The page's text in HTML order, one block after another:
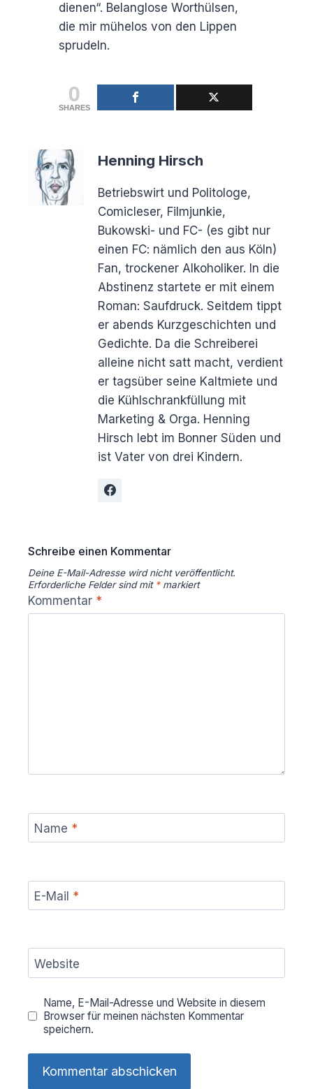
dienen“. Belanglose Worthülsen,
die mir mühelos von den Lippen
sprudeln.
0
SHARES
Henning Hirsch
Betriebswirt und Politologe,
Comicleser, Filmjunkie,
Bukowski- und FC- (es gibt nur
einen FC: nämlich den aus Köln)
Fan, trockener Alkoholiker. In die
Abstinenz startete er mit einem
Roman: Saufdruck. Seitdem tippt
er abends Kurzgeschichten und
Gedichte. Da die Schreiberei
alleine nicht satt macht, verdient
er tagsüber seine Kaltmiete und
die Kühlschrankfüllung mit
Marketing & Orga. Henning
Hirsch lebt im Bonner Süden und
ist Vater von drei Kindern.
Schreibe einen Kommentar
Deine E-Mail-Adresse wird nicht veröffentlicht.
Erforderliche Felder sind mit *markiert
Kommentar *
Name *
E-Mail *
Website
Name, E-Mail-Adresse und Website in diesem
Browser für meinen nächsten Kommentar
speichern.